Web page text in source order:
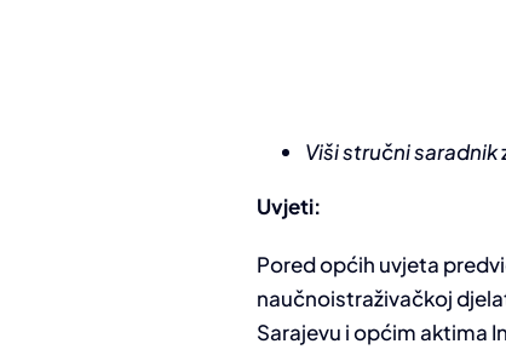
Viši stručni saradnik
Uvjeti:
Pored općih uvjeta
naučnoistraživačkoj
Sarajevu i općim aktima